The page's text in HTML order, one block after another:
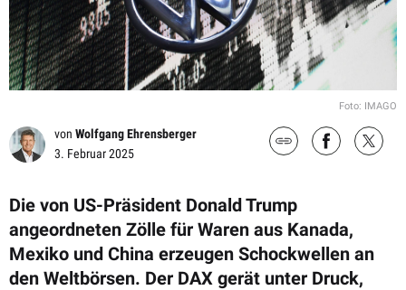
Foto: IMAGO
von Wolfgang Ehrensberger
3. Februar 2025
Die von US-Präsident Donald Trump
angeordneten Zölle für Waren aus Kanada,
Mexiko und China erzeugen Schockwellen an
den Weltbörsen. Der DAX gerät unter Druck,